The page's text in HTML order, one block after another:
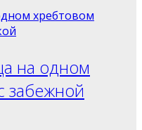
на одном
забежной